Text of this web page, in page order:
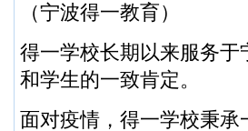
（宁波得一教育）
得一学校长期以来服务
和学生的一致肯定。
面对疫情，得一学校秉